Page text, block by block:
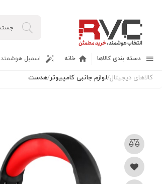
دسته بندی کالاها خانه اسمبل هوشمند
کالاهای دیجیتال/لوازم جانبی کامپیوتر/هدست